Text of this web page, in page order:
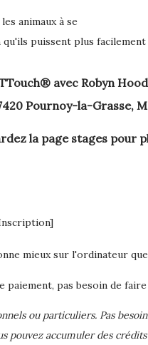
animaux à se
puissent plus
avec Robyn Hood
Pournoy-la-Grasse,
la page stages pour
mieux sur l'ordinateur
pas besoin de
ou particuliers. Pas
pouvez accumuler des